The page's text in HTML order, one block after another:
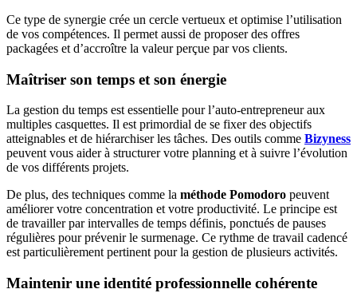
Ce type de synergie crée un cercle vertueux et optimise l’utilisation
de vos compétences. Il permet aussi de proposer des offres
packagées et d’accroître la valeur perçue par vos clients.
Maîtriser son temps et son énergie
La gestion du temps est essentielle pour l’auto-entrepreneur aux
multiples casquettes. Il est primordial de se fixer des objectifs
atteignables et de hiérarchiser les tâches. Des outils comme Bizyness
peuvent vous aider à structurer votre planning et à suivre l’évolution
de vos différents projets.
De plus, des techniques comme la méthode Pomodoro peuvent
améliorer votre concentration et votre productivité. Le principe est
de travailler par intervalles de temps définis, ponctués de pauses
régulières pour prévenir le surmenage. Ce rythme de travail cadencé
est particulièrement pertinent pour la gestion de plusieurs activités.
Maintenir une identité professionnelle cohérente